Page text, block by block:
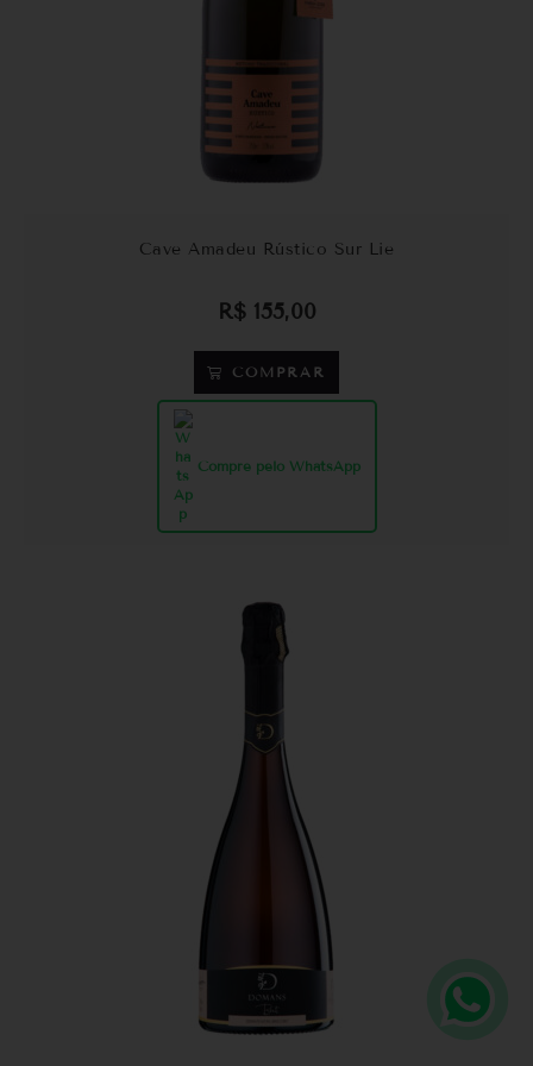
Cave Amadeu Rústico Sur Lie
R$155,00
COMPRAR
Compre pelo WhatsApp